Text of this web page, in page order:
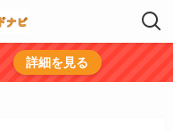
詳細を見る